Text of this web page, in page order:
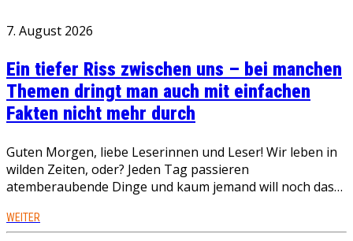
7. August 2026
Ein tiefer Riss zwischen uns – bei manchen
Themen dringt man auch mit einfachen
Fakten nicht mehr durch
Guten Morgen, liebe Leserinnen und Leser! Wir leben in
wilden Zeiten, oder? Jeden Tag passieren
atemberaubende Dinge und kaum jemand will noch das…
WEITER